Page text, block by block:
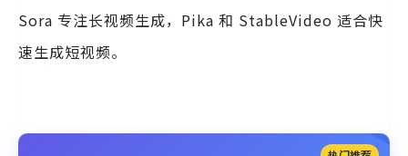
Sora 专注长视频生成，Pika 和 StableVideo 适合快
速生成短视频。